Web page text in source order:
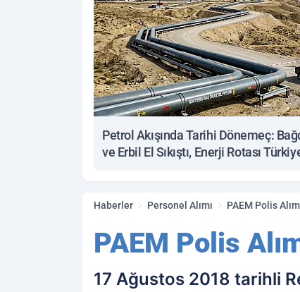
Petrol Akışında Tarihi Dönemeç:
ve Erbil El Sıkıştı, Enerji Rotası
Haberler Personel Alımı PAEM Polis
PAEM Polis
17 Ağustos 2018 tarihli